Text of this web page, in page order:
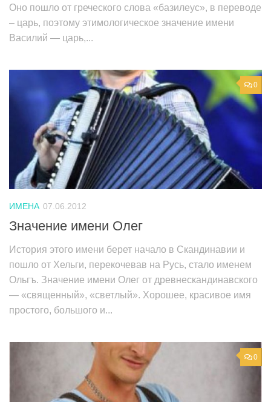
Оно пошло от греческого слова «базилеус», в переводе
– царь, поэтому этимологическое значение имени
Василий — царь,...
0
ИМЕНА 07.06.2012
Значение имени Олег
История этого имени берет начало в Скандинавии и
пошло от Хельги, перекочевав на Русь, стало именем
Ольгъ. Значение имени Олег от древнескандинавского
— «священный», «светлый». Хорошее, красивое имя
простого, большого и...
0